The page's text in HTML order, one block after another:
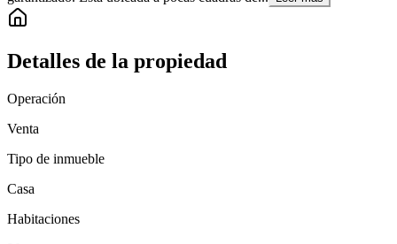
Detalles de la propiedad
Operación
Venta
Tipo de inmueble
Casa
Habitaciones